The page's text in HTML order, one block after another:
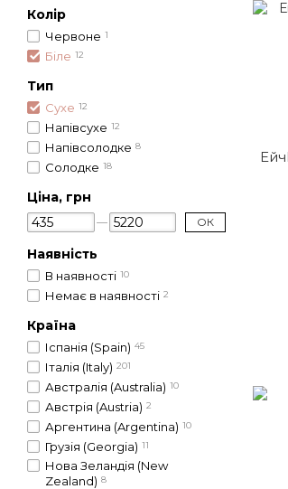
Колір
Червоне 1
Біле 12
Тип
Сухе 12
Напівсухе 12
Напівсолодке 8
Солодке 18
Ціна, грн
ОК
Наявність
В наявності 10
Немає в наявності 2
Країна
Іспанія (Spain) 45
Італія (Italy) 201
Австралія (Australia) 10
Австрія (Austria) 2
Аргентина (Argentina) 10
Грузія (Georgia) 11
Нова Зеландія (New
Zealand) 8